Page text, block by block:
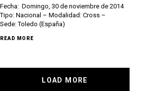
Fecha: Domingo, 30 de noviembre de 2014
Tipo: Nacional – Modalidad: Cross –
Sede: Toledo (España)
READ MORE
LOAD MORE